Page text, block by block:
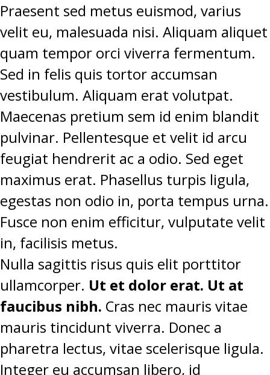
Praesent sed metus euismod, varius
velit eu, malesuada nisi. Aliquam aliquet
quam tempor orci viverra fermentum.
Sed in felis quis tortor accumsan
vestibulum. Aliquam erat volutpat.
Maecenas pretium sem id enim blandit
pulvinar. Pellentesque et velit id arcu
feugiat hendrerit ac a odio. Sed eget
maximus erat. Phasellus turpis ligula,
egestas non odio in, porta tempus urna.
Fusce non enim efficitur, vulputate velit
in, facilisis metus.
Nulla sagittis risus quis elit porttitor
ullamcorper. Ut et dolor erat. Ut at
faucibus nibh. Cras nec mauris vitae
mauris tincidunt viverra. Donec a
pharetra lectus, vitae scelerisque ligula.
Integer eu accumsan libero, id